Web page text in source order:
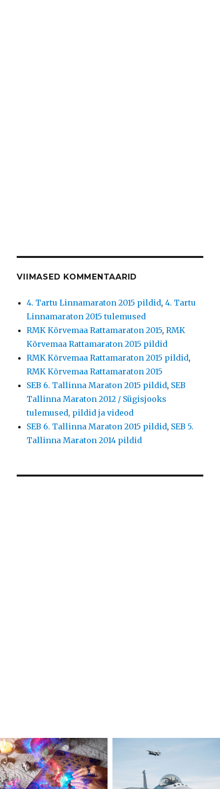
VIIMASED KOMMENTAARID
4. Tartu Linnamaraton 2015 pildid,4. Tartu
Linnamaraton 2015 tulemused
RMK Kõrvemaa Rattamaraton 2015,RMK
Kõrvemaa Rattamaraton 2015 pildid
RMK Kõrvemaa Rattamaraton 2015 pildid,
RMK Kõrvemaa Rattamaraton 2015
SEB 6. Tallinna Maraton 2015 pildid, SEB
Tallinna Maraton 2012 / Sügisjooks
tulemused, pildid ja videod
SEB 6. Tallinna Maraton 2015 pildid, SEB 5.
Tallinna Maraton 2014 pildid